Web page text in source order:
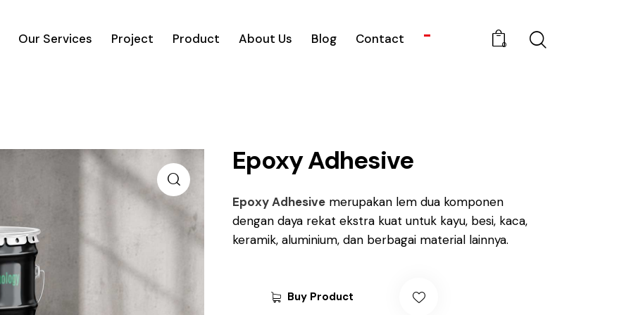
Our Services Project Product About Us Blog Contact 0
Epoxy Adhesive
Epoxy Adhesive merupakan lem dua komponen
dengan daya rekat ekstra kuat untuk kayu, besi, kaca,
keramik, aluminium, dan berbagai material lainnya.
Buy Product